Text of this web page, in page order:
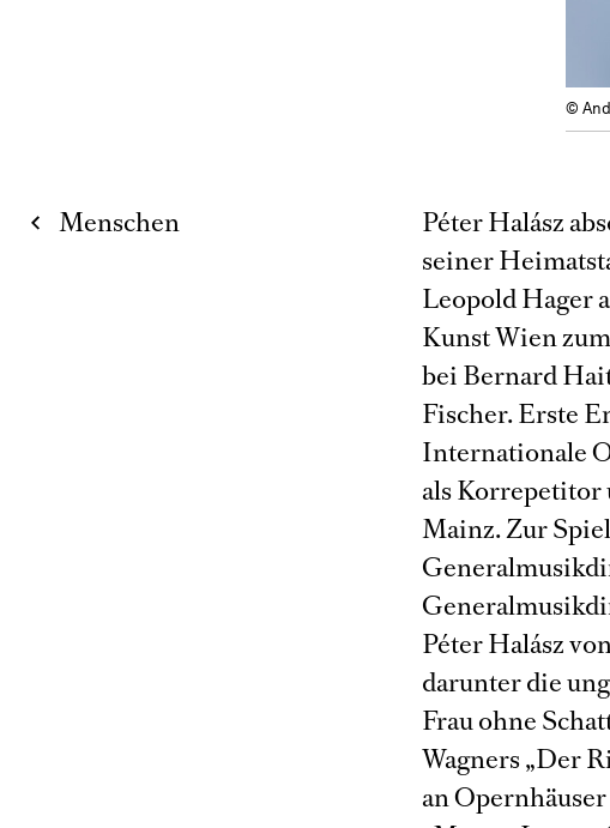
©
Menschen
Péter Halász
seiner
Leopold Hager
Kunst Wien
bei Bernard
Fischer. Erste
Internationale
als Korrepetitor
Mainz. Zur
Péter Halász
darunter die
Frau ohne
Wagners „Der
an